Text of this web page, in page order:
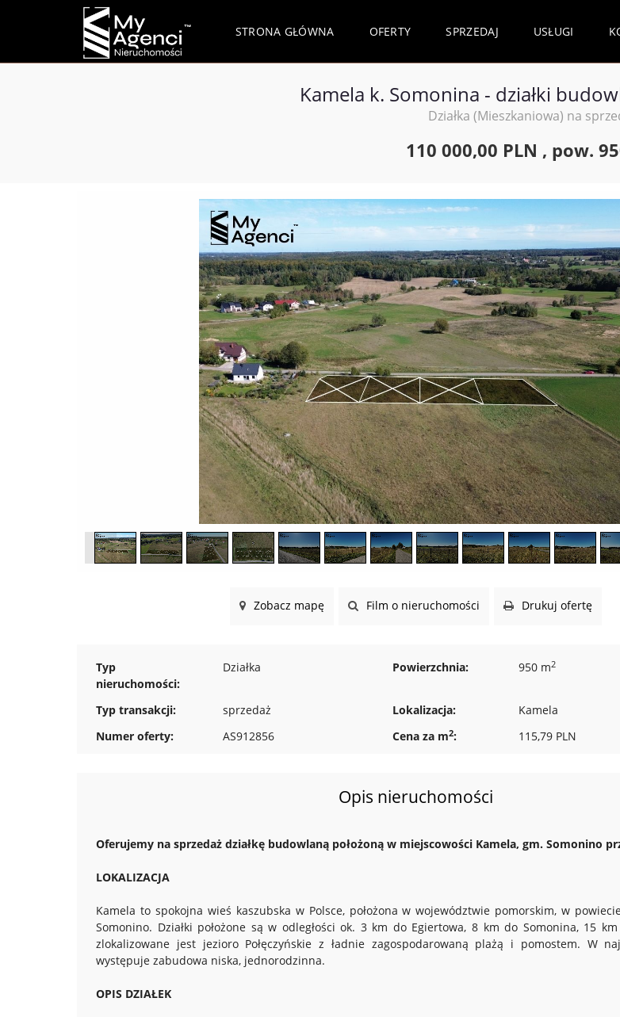
STRONA GŁÓWNA OFERTY SPRZEDAJ USŁUGI
Kamela k. Somonina - działki
Działka (Mieszkaniowa) na
110 000,00 PLN , pow.
Zobacz mapę Film o nieruchomości Drukuj ofertę
Typ
nieruchomości:
Działka Powierzchnia: 950 m2
Typ transakcji: sprzedaż Lokalizacja:
Kamela
Numer oferty:
AS912856 Cena za m2: 115,79 PLN
Opis nieruchomości
Oferujemy na sprzedaż działkę budowlaną położoną w miejscowości Kamela, gm. Somonino
LOKALIZACJA
Kamela to spokojna wieś kaszubska w Polsce, położona w województwie pomorskim, w
Somonino. Działki położone są w odległości ok. 3 km do Egiertowa, 8 km do Somonina, 15
zlokalizowane jest jezioro Połęczyńskie z ładnie zagospodarowaną plażą i pomostem. W
występuje zabudowa niska, jednorodzinna.
OPIS DZIAŁEK